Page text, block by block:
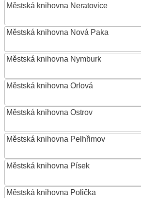
Městská knihovna Neratovice
Městská knihovna Nová Paka
Městská knihovna Nymburk
Městská knihovna Orlová
Městská knihovna Ostrov
Městská knihovna Pelhřimov
Městská knihovna Písek
Městská knihovna Polička